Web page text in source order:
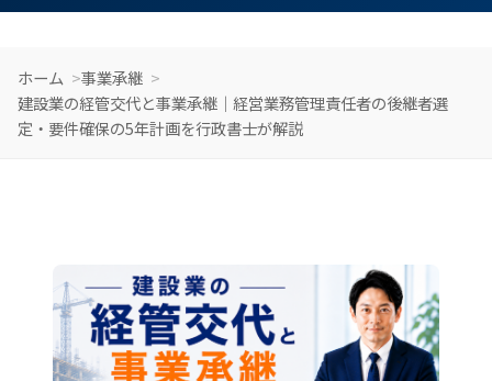
ホーム
事業承継
建設業の経管交代と事業承継｜経営業務管理責任者の後継者選
定・要件確保の5年計画を行政書士が解説